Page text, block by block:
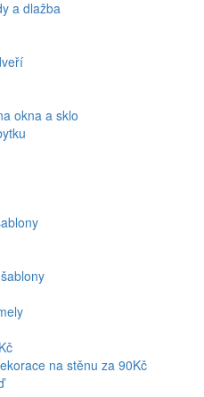
a dlažba
okna a sklo
na stěnu za 90Kč